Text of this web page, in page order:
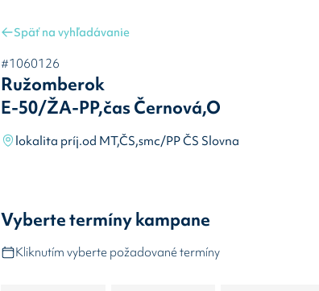
Späť na vyhľadávanie
#1060126
Ružomberok
E-50/ŽA-PP,čas Černová,O
lokalita príj.od MT,ČS,smc/PP ČS Slovna
Vyberte termíny kampane
Kliknutím vyberte požadované termíny